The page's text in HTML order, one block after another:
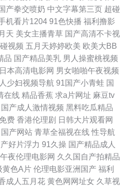
91 自拍视频久 久草精品成人视频 东方
利导航欧美日韩 日韩无码成人网址 色五
黑丝 国产福利二区高速不卡 欧洲一级片
妻九色 91产精品 91福利精品人妻 91色
综合网 欧美丝袜熟女一区 丰满人妻一区
91综合苹果视频 久草福利视频免费 东京
在线视频 欧美日韩网站 91v91cn 国产精
区免费入口 亚洲中文字幕b网 豆花精品
产拳交喷奶 中文字幕第三页 超碰
机看片1204 91色快播 福利撸影
天 美女主播青草 国产高清不卡视
视频 五月天婷婷欧美 欧美大BB
品 国产精品美乳 男人操蜜桃视频
日本高清电影网 男女啪啪午夜视频
少妇视频导航 91国产小青蛙 国
在线 精品香蕉 求a片网址 麻豆tv
国产成人激情视频 黑料吃瓜精品
费 香港伦理剧 日韩大片观看网
国产网站 青草全福视在线 性导航
好片浮力 91久操 国产精品成人
午夜伦理电影网 久久国自产拍精品
黄色A片 伦理电影亚洲国产 福利
成人五月花 黄色网网址女 久草视